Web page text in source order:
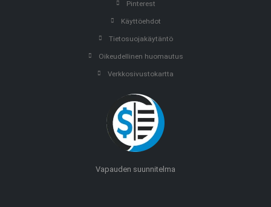
Pinterest
Käyttöehdot
Tietosuojakäytäntö
Oikeudellinen huomautus
Verkkosivustokartta
Vapauden suunnitelma